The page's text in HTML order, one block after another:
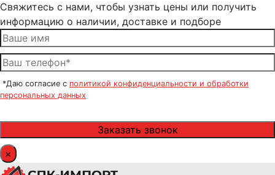
Свяжитесь с нами, чтобы узнать цены или получить
информацию о наличии, доставке и подборе
*Даю согласие с политикой конфиденциальности и обработки
персональных данных
×